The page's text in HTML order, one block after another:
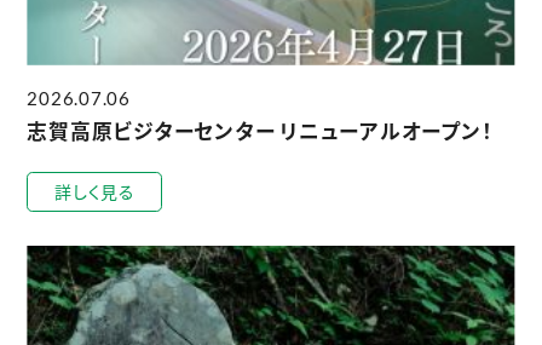
2026.07.06
志賀高原ビジターセンター リニューアルオープン！
詳しく見る